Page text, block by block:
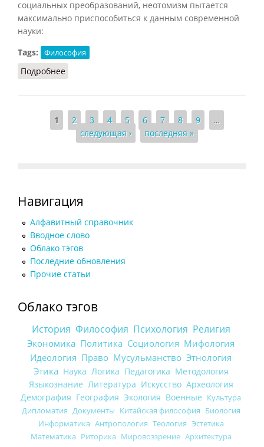
социальных преобразований, неотомизм пытается
максимально приспособиться к данным современной
науки:
Tags:
Философия
Подробнее
Страницы
1 2 3 4 5 6 7 8 9
…
следующая ›
последняя »
Навигация
Алфавитный справочник
Вводное слово
Облако тэгов
Последние обновления
Прочие статьи
Облако тэгов
История Философия Психология Религия
Экономика Политика Социология Мифология
Идеология Право Мусульманство Этнология
Этика Наука Логика Педагогика Методология
Языкознание Литература Искусство Археология
Демография География Экология Военные Культура
Дипломатия Документы Китайская философия Биология
Информатика Антропология Теология Эстетика
Математика Риторика Мировоззрение Архитектура